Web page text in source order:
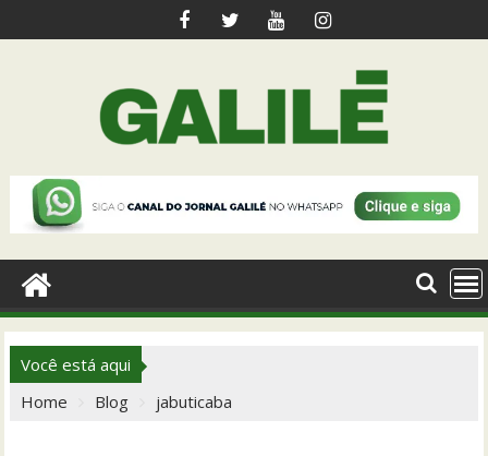
to
Você está aqui
Home
Blog jabuticaba